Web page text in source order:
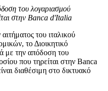
του λογαριασμού
στην Banca d'Italia
του ιταλικού
το Διοικητικό
με την απόδοση του
που τηρείται στην Banca
διαθέσιμη στο δικτυακό